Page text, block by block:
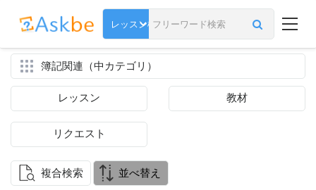
簿記関連（中カテゴリ）
レッスン 教材
リクエスト
複合検索 並べ替え